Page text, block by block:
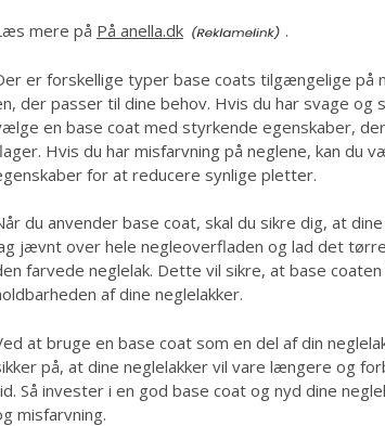
mere på På anella.dk .
er forskellige typer base coats tilgængelige
der passer til dine behov. Hvis du har svage og
en base coat med styrkende egenskaber,
Hvis du har misfarvning på neglene, kan du
for at reducere synlige pletter.
du anvender base coat, skal du sikre dig, at
jævnt over hele negleoverfladen og lad det
farvede neglelak. Dette vil sikre, at base
af dine neglelakker.
at bruge en base coat som en del af din
på, at dine neglelakker vil vare længere og
Så invester i en god base coat og nyd dine
misfarvning.